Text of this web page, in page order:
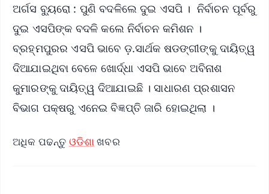
ଅର୍ଗସ ବ୍ୟୁରୋ : ପୁଣି ବଦଳିଲେ ଦୁଇ ଏସପି । ନିର୍ବାଚନ ପୂର୍ବରୁ
ଦୁଇ ଏସପିଙ୍କ ବଦଳି କଲେ ନିର୍ବାଚନ କମିଶନ ।
ବ୍ରହ୍ମପୁରର ଏସପି ଭାବେ ଡ଼.ସାର୍ଥକ ଷଡଙ୍ଗୀଙ୍କୁ ଦାୟିତ୍ୱ
ଦିଆଯାଇଥିବା ବେଳେ ଖୋର୍ଦ୍ଧା ଏସପି ଭାବେ ଅବିନାଶ
କୁମାରଙ୍କୁ ଦାୟିତ୍ୱ ଦିଆଯାଇଛି । ସାଧାରଣ ପ୍ରଶାସନ
ବିଭାଗ ପକ୍ଷରୁ ଏନେଇ ବିଜ୍ଞପ୍ତି ଜାରି ହୋଇଥିଲା ।
ଅଧିକ ପଢନ୍ତୁ ଓଡିଶା ଖବର